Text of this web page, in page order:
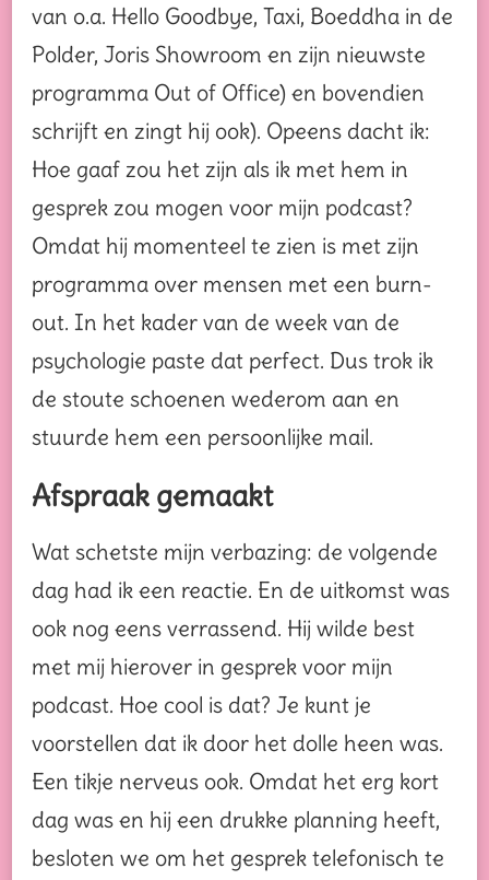
van o.a. Hello Goodbye, Taxi, Boeddha in de
Polder, Joris Showroom en zijn nieuwste
programma Out of Office) en bovendien
schrijft en zingt hij ook). Opeens dacht ik:
Hoe gaaf zou het zijn als ik met hem in
gesprek zou mogen voor mijn podcast?
Omdat hij momenteel te zien is met zijn
programma over mensen met een burn-
out. In het kader van de week van de
psychologie paste dat perfect. Dus trok ik
de stoute schoenen wederom aan en
stuurde hem een persoonlijke mail.
Afspraak gemaakt
Wat schetste mijn verbazing: de volgende
dag had ik een reactie. En de uitkomst was
ook nog eens verrassend. Hij wilde best
met mij hierover in gesprek voor mijn
podcast. Hoe cool is dat? Je kunt je
voorstellen dat ik door het dolle heen was.
Een tikje nerveus ook. Omdat het erg kort
dag was en hij een drukke planning heeft,
besloten we om het gesprek telefonisch te